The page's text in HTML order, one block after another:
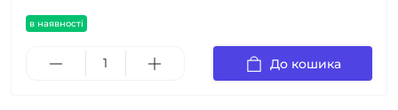
в наявності
До кошика